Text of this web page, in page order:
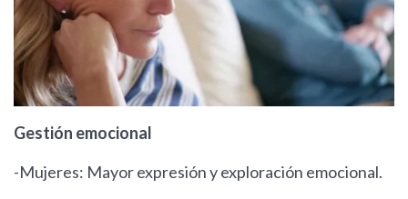
Gestión emocional
-Mujeres: Mayor expresión y exploración emocional.